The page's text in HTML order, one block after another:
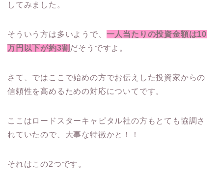
してみました。
そういう方は多いようで、 一人当たりの投資金額は10
万円以下が約3割 だそうですよ。
さて、ではここで始めの方でお伝えした投資家からの
信頼性を高めるための対応についてです。
ここはロードスターキャピタル社の方もとても協調さ
れていたので、大事な特徴かと！！
それはこの2つです。